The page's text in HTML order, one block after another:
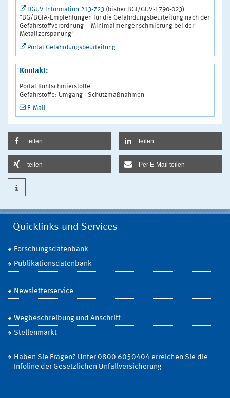
DGUV Information 213-723 (bisher BGI/GUV-I 790-023)
"BG/BGIA-Empfehlungen für die Gefährdungsbeurteilung nach der
Gefahrstoffverordnung – Minimalmengenschmierung bei der
Metallzerspanung"
Portal Gefährdungsbeurteilung
Kontakt:
Portal Kühlschmierstoffe
Gefahrstoffe: Umgang - Schutzmaßnahmen
E-Mail
teilen teilen
teilen Per E-Mail teilen
Quicklinks und Services
Forschungsdatenbank
Publikationsdatenbank
Newsletterservice
Wegbeschreibung und Anschrift
Stellenmarkt
Haben Sie Fragen? Unter 0800 6050404 erreichen Sie die
Infoline der Gesetzlichen Unfallversicherung